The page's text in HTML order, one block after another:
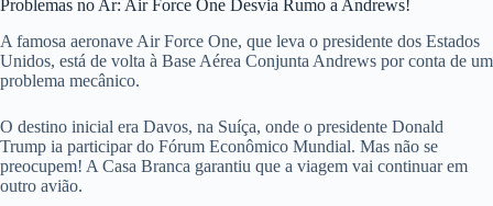
Problemas no Ar: Air Force One Desvia Rumo a Andrews!
A famosa aeronave Air Force One, que leva o presidente dos Estados
Unidos, está de volta à Base Aérea Conjunta Andrews por conta de um
problema mecânico.
O destino inicial era Davos, na Suíça, onde o presidente Donald
Trump ia participar do Fórum Econômico Mundial. Mas não se
preocupem! A Casa Branca garantiu que a viagem vai continuar em
outro avião.